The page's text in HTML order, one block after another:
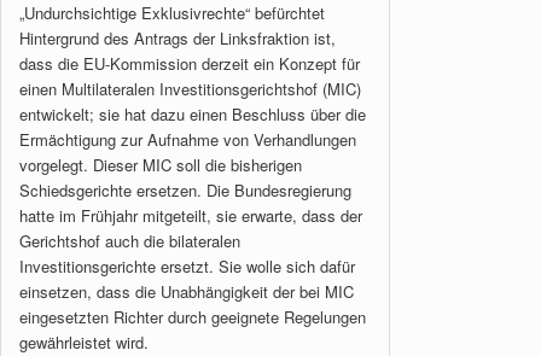
„Undurchsichtige Exklusivrechte“ befürchtet
Hintergrund des Antrags der Linksfraktion ist,
dass die EU-Kommission derzeit ein Konzept für
einen Multilateralen Investitionsgerichtshof (MIC)
entwickelt; sie hat dazu einen Beschluss über die
Ermächtigung zur Aufnahme von Verhandlungen
vorgelegt. Dieser MIC soll die bisherigen
Schiedsgerichte ersetzen. Die Bundesregierung
hatte im Frühjahr mitgeteilt, sie erwarte, dass der
Gerichtshof auch die bilateralen
Investitionsgerichte ersetzt. Sie wolle sich dafür
einsetzen, dass die Unabhängigkeit der bei MIC
eingesetzten Richter durch geeignete Regelungen
gewährleistet wird.